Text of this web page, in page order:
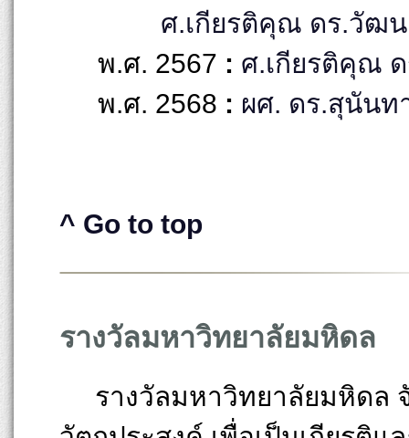
ศ.เกียรติคุณ ดร.วัฒ
พ.ศ. 2567 : ศ.เกียรติคุณ
พ.ศ. 2568 : ผศ. ดร.สุนันท
^ Go to top
รางวัลมหาวิทยาลัยมหิดล
รางวัลมหาวิทยาลัยมหิดล